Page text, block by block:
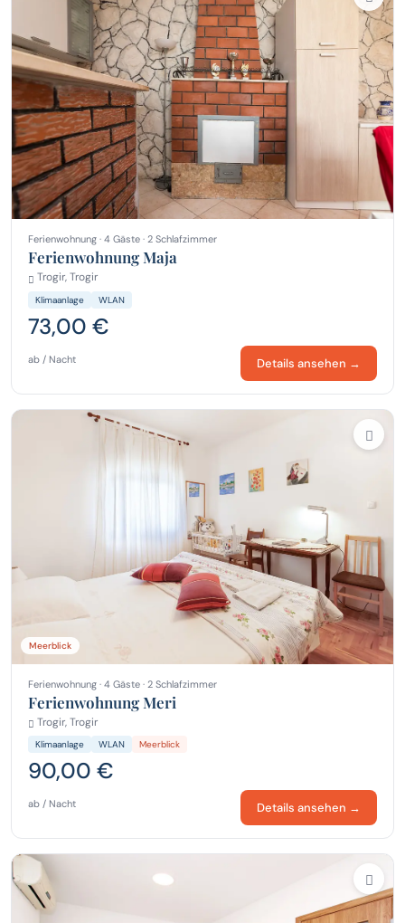
Ferienwohnung · 4 Gäste · 2 Schlafzimmer
Ferienwohnung Maja
Trogir, Trogir
Klimaanlage WLAN
73,00 €
ab / Nacht Details ansehen →
Meerblick
Ferienwohnung · 4 Gäste · 2 Schlafzimmer
Ferienwohnung Meri
Trogir, Trogir
Klimaanlage WLAN Meerblick
90,00 €
ab / Nacht Details ansehen →